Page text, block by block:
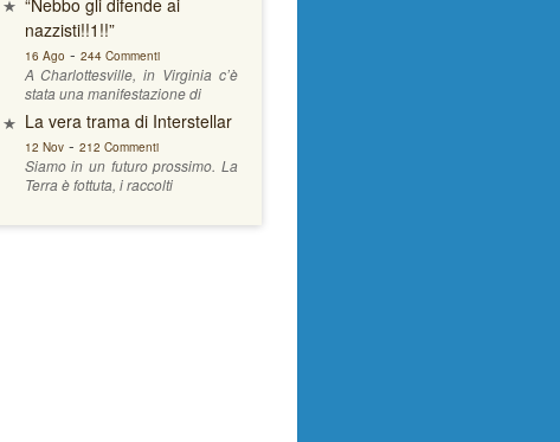
nazzisti!!1!!”
16 Ago - 244 Commenti
A Charlottesville, in Virginia c’è
stata una manifestazione di
La vera trama di Interstellar
12 Nov- 212 Commenti
Siamo in un futuro prossimo. La
Terra è fottuta, i raccolti